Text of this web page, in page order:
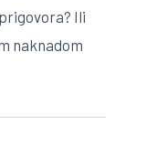
Ili
naknadom